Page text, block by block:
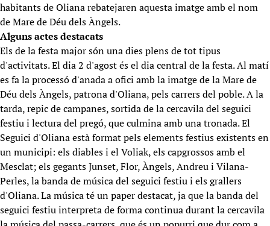
habitants de Oliana rebatejaren aquesta imatge amb el nom
de Mare de Déu dels Àngels.
Alguns actes destacats
Els de la festa major són una dies plens de tot tipus
d'activitats. El dia 2 d'agost és el dia central de la festa. Al matí
es fa la processó d'anada a ofici amb la imatge de la Mare de
Déu dels Àngels, patrona d'Oliana, pels carrers del poble. A la
tarda, repic de campanes, sortida de la cercavila del seguici
festiu i lectura del pregó, que culmina amb una tronada. El
Seguici d'Oliana està format pels elements festius existents en
un municipi: els diables i el Voliak, els capgrossos amb el
Mesclat; els gegants Junset, Flor, Àngels, Andreu i Vilana-
Perles, la banda de música del seguici festiu i els grallers
d'Oliana. La música té un paper destacat, ja que la banda del
seguici festiu interpreta de forma continua durant la cercavila